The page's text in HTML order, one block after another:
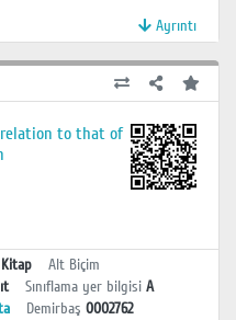
Ayrıntı
to that of
Kitap
Alt Biçim
Sınıflama yer bilgisi A
Demirbaş 0002762